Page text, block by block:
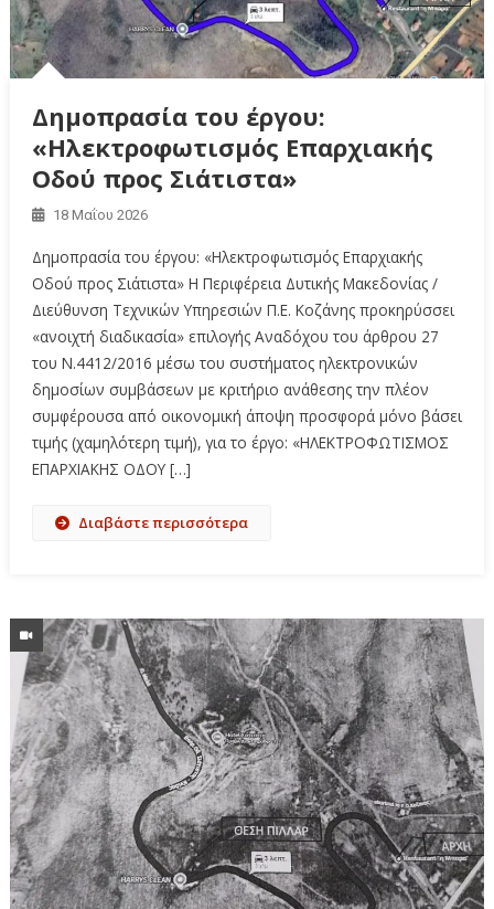
Δημοπρασία του έργου:
«Ηλεκτροφωτισμός Επαρχιακής
Οδού προς Σιάτιστα»
18 Μαΐου 2026
Δημοπρασία του έργου: «Ηλεκτροφωτισμός Επαρχιακής
Οδού προς Σιάτιστα» Η Περιφέρεια Δυτικής Μακεδονίας /
Διεύθυνση Τεχνικών Υπηρεσιών Π.Ε. Κοζάνης προκηρύσσει
«ανοιχτή διαδικασία» επιλογής Αναδόχου του άρθρου 27
του Ν.4412/2016 μέσω του συστήματος ηλεκτρονικών
δημοσίων συμβάσεων με κριτήριο ανάθεσης την πλέον
συμφέρουσα από οικονομική άποψη προσφορά μόνο βάσει
τιμής (χαμηλότερη τιμή), για το έργο: «ΗΛΕΚΤΡΟΦΩΤΙΣΜΟΣ
ΕΠΑΡΧΙΑΚΗΣ ΟΔΟΥ […]
Διαβάστε περισσότερα